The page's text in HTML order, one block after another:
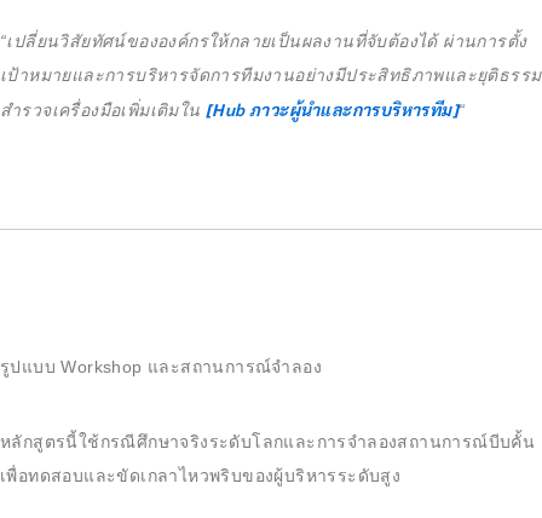
“เปลี่ยนวิสัยทัศน์ขององค์กรให้กลายเป็นผลงานที่จับต้องได้ ผ่านการตั้ง
เป้าหมายและการบริหารจัดการทีมงานอย่างมีประสิทธิภาพและยุติธรรม
สำรวจเครื่องมือเพิ่มเติมใน [Hub ภาวะผู้นำและการบริหารทีม]“
รูปแบบ Workshop และสถานการณ์จำลอง
หลักสูตรนี้ใช้กรณีศึกษาจริงระดับโลกและการจำลองสถานการณ์บีบคั้น
เพื่อทดสอบและขัดเกลาไหวพริบของผู้บริหารระดับสูง